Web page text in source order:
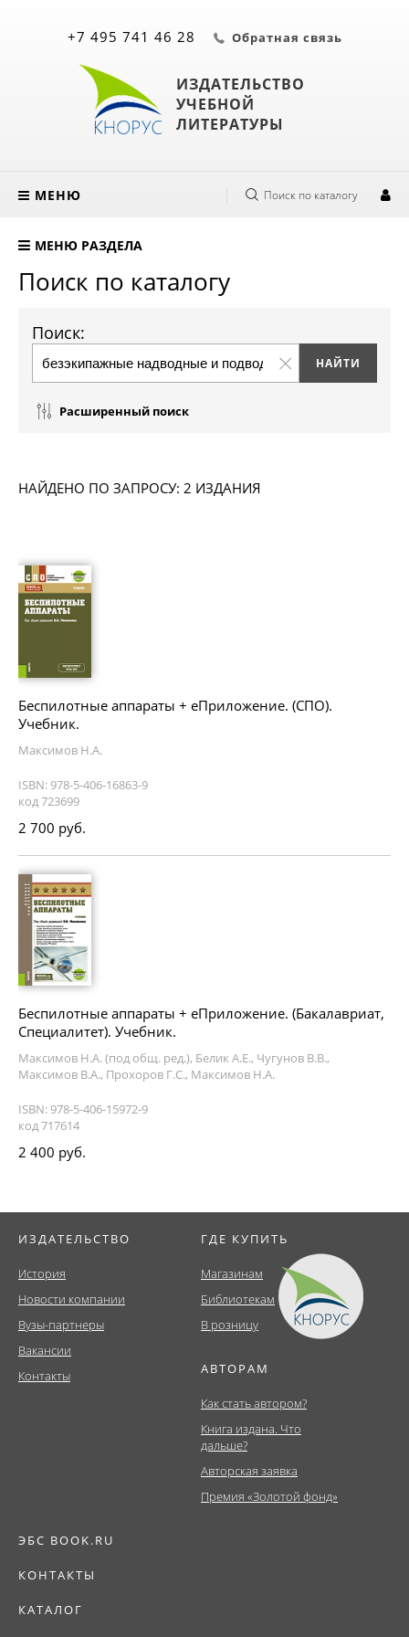
ИЗДАТЕЛЬСТВО
УЧЕБНОЙ
ЛИТЕРАТУРЫ
+7 495 741 46 28 Обратная связь
МЕНЮ Поиск по каталогу
МЕНЮ РАЗДЕЛА
Поиск по каталогу
Поиск:
Расширенный поиск
НАЙДЕНО ПО ЗАПРОСУ: 2 ИЗДАНИЯ
Беспилотные аппараты + еПриложение. (СПО).
Учебник.
Максимов Н.А.
ISBN: 978-5-406-16863-9
код 723699
2 700 руб.
Беспилотные аппараты + еПриложение. (Бакалавриат,
Специалитет). Учебник.
Максимов Н.А. (под общ. ред.), Белик А.Е., Чугунов В.В.,
Максимов В.А., Прохоров Г.С., Максимов Н.А.
ISBN: 978-5-406-15972-9
код 717614
2 400 руб.
ИЗДАТЕЛЬСТВО
История
Новости компании
Вузы-партнеры
Вакансии
Контакты
ГДЕ КУПИТЬ
Магазинам
Библиотекам
В розницу
АВТОРАМ
Как стать автором?
Книга издана. Что
дальше?
Авторская заявка
Премия «Золотой фонд»
ЭБС BOOK.RU
КОНТАКТЫ
КАТАЛОГ